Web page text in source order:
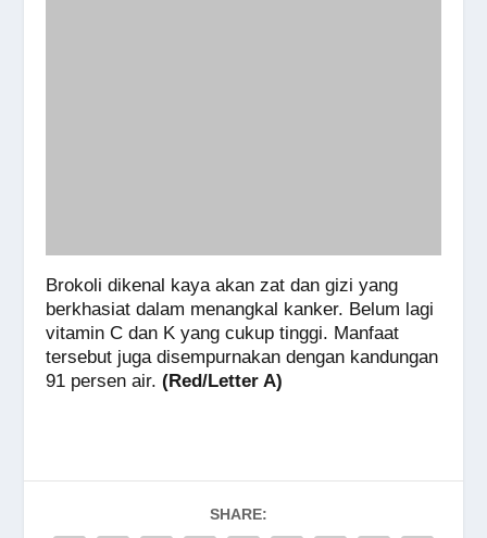
Brokoli dikenal kaya akan zat dan gizi yang
berkhasiat dalam menangkal kanker. Belum lagi
vitamin C dan K yang cukup tinggi. Manfaat
tersebut juga disempurnakan dengan kandungan
91 persen air.(Red/Letter A)
SHARE: